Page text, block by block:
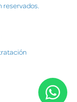
reservados.